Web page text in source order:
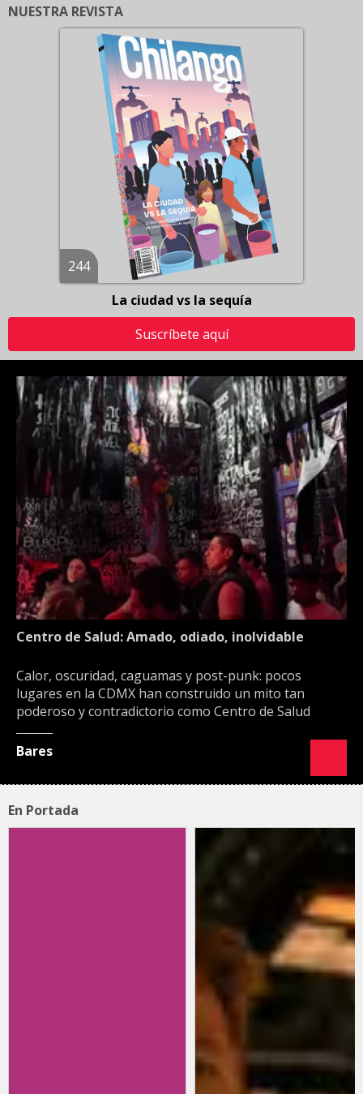
NUESTRA REVISTA
244
La ciudad vs la sequía
Suscríbete aquí
Centro de Salud: Amado, odiado, inolvidable
Calor, oscuridad, caguamas y post-punk: pocos
lugares en la CDMX han construido un mito tan
poderoso y contradictorio como Centro de Salud
Bares
En Portada